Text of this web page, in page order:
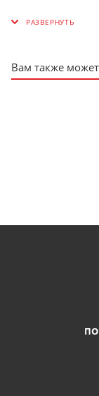
Вам также